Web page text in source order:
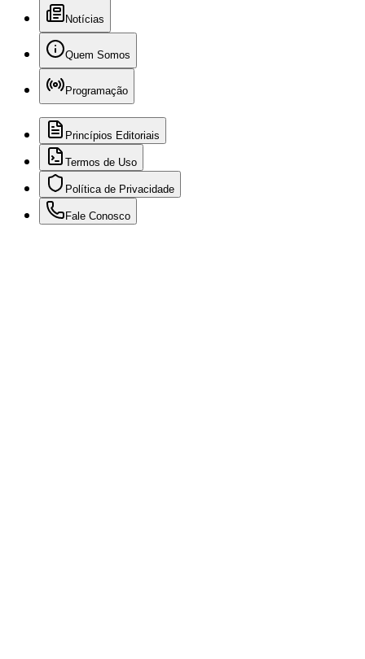
Notícias
Quem Somos
Programação
Princípios Editoriais
Termos de Uso
Política de Privacidade
Fale Conosco